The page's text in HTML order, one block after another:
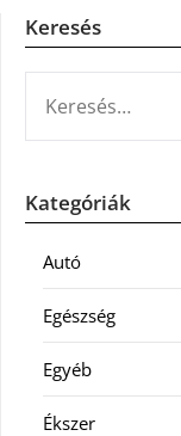
Keresés
Kategóriák
Autó
Egészség
Egyéb
Ékszer